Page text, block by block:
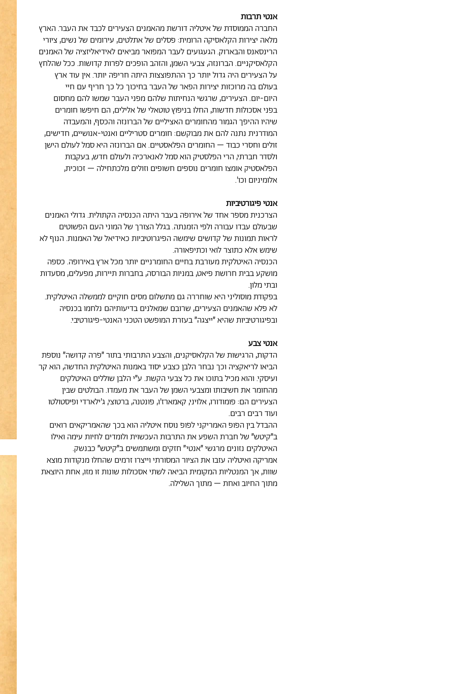
אנטי תרבות
החברה הממוסדת של איטליה דורשת מהאמנים הצעירים לכבד את העבר. הארץ
מלאה יצירות הקלאסיקה הרומית: פסלים של אתלטים, עירומים של נשים, ציורי
הרינסאנס והבארוק. הגעגועים לעבר המפואר מביאים לאידיאליזציה של האמנים
הקלאסיקניים. הברונזה, צבעי השמן, והזהב הופכים לפרות קדושות. ככל שהלחץ
על הצעירים היה גדול יותר כך ההתפוצצות היתה חריפה יותר. אין עוד ארץ
בעולם בה מרוכזות יצירות הפאר של העבר בחיכוך כל כך חריף עם חיי
היום-יום. הצעירים, שרגשי הנחיתות שלהם מפני העבר שמשו להם מחסום
בפני אסכולות חדשות, החלו בניפוץ טוטאלי של אלילים, הם חיפשו חומרים
שיהיו ההיפך הגמור מהחומרים האציליים של הברונזה והכסף, והמעבדה
המודרנית נתנה להם את מבוקשם: חומרים סטריליים ואנטי-אנושיים, חדישים,
זולים וחסרי כבוד – החומרים הפלאסטיים. אם הברונזה היא סמל לעולם הישן
ולסדר חברתי, הרי הפלסטיק הוא סמל לאנארכיה ולעולם חדש, בעקבות
הפלאסטיק אומצו חומרים נוספים חשופים וזולים מלכתחילה – זכוכית,
אלומיניום וכו'.
אנטי פיגורטיביות
הצרכנית מספר אחד של אירופה בעבר היתה הכנסיה הקתולית. גדולי האמנים
שבעולם עבדו עבורה ולפי הזמנתה. בגלל הצורך של המוני העם הפשוטים
לראות תמונות של קדושים שימשה הפיגרוטיביות כאידיאל של האמנות. הנוף לא
שימש אלא כתוצר לואי וכתיפאורה.
הכנסיה האיטלקית מעורבת בחיים החומרניים יותר מכל ארץ באירופה. כספה
מושקע בבית חרושת פיאט, במניות הבורסה, בחברות תיירות, מפעלים, מסעדות
ובתי מלון.
בפקודת מוסוליני היא שוחררה גם מתשלום מסים חוקיים לממשלה האיטלקית.
לא פלא שהאמנים הצעירים, שרובם שמאלנים בדיעותיהם נלחמו בכנסיה
ובפיגורטיביות שהיא ״ייצגה״ בעזרת המופשט הטכני האנטי-פיגורטיבי.
אנטי צבע
הדקות, הרגישות של הקלאסיקנים, והצבע התרבותי בתור ״פרה קדושה״ נוספת
הביאו לריאקציה וכך נבחר הלבן כצבע יסוד באמנות האיטלקית החדשה, הוא קר
ועיסקי. והוא מכיל בתוכו את כל צבעי הקשת. ע״י הלבן שוללים האיטלקים
מהחומר את חשיבותו ומצבעי השמן של העבר את מעמדו. הבולטים שבין
הצעירים הם: פומודורו, אלויני, קאמארז'ו, פונטנה, ברטוצי, ג'ילארדי ופיסטולטו
ועוד רבים רבים.
ההבדל בין הפופ האמריקני לפופ נוסח איטליה הוא בכך שהאמריקאים רואים
ב״קיטש״ של חברת השפע את התרבות העכשוית ולומדים לחיות עימה ואילו
האיטלקים נזונים מרגשי ״אנטי״ חזקים ומשתמשים ב״קיטש״ כבנשק.
אמריקה ואיטליה עזבו את הציור המסורתי וייצרו זרמים שהחלו מנקודות מוצא
שוות, אך המנטליות המקומית הביאה לשתי אסכולות שונות זו מזו, אחת היוצאת
מתוך החיוב ואחת – מתוך השלילה.